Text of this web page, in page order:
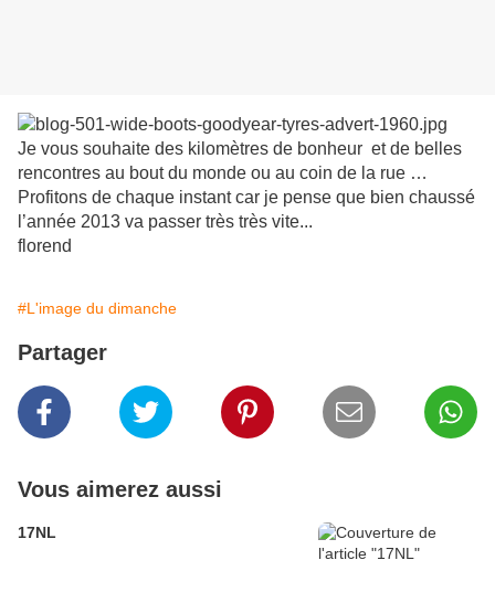
Je vous souhaite des kilomètres de bonheur et de belles
rencontres au bout du monde ou au coin de la rue …
Profitons de chaque instant car je pense que bien chaussé
l’année 2013 va passer très très vite...
florend
#L'image du dimanche
Partager
Vous aimerez aussi
17NL